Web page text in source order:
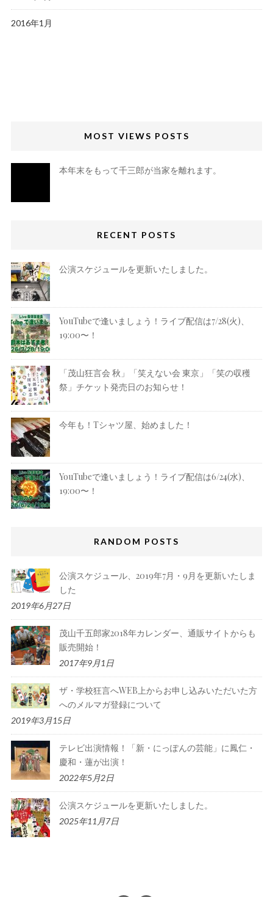
2016年1月
MOST VIEWS POSTS
本年末をもって千三郎が当家を離れます。
RECENT POSTS
公演スケジュールを更新いたしました。
YouTubeで逢いましょう！ライブ配信は7/28(火)、
19:00〜！
「茂山狂言会 秋」「笑えない会 東京」「笑の収穫
祭」チケット発売日のお知らせ！
今年も！Tシャツ屋、始めました！
YouTubeで逢いましょう！ライブ配信は6/24(水)、
19:00〜！
RANDOM POSTS
公演スケジュール、2019年7月・9月を更新いたしま
した
2019年6月27日
茂山千五郎家2018年カレンダー、通販サイトからも
販売開始！
2017年9月1日
ザ・学校狂言へWEB上からお申し込みいただいた方
へのメルマガ登録について
2019年3月15日
テレビ出演情報！「新・にっぽんの芸能」に鳳仁・
慶和・蓮が出演！
2022年5月2日
公演スケジュールを更新いたしました。
2025年11月7日